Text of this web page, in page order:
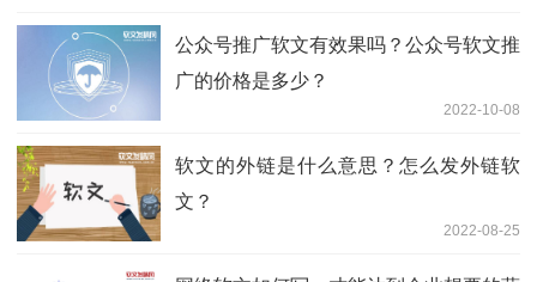
公众号推广软文有效果吗？公众号软文推
广的价格是多少？
2022-10-08
软文的外链是什么意思？怎么发外链软
文？
2022-08-25